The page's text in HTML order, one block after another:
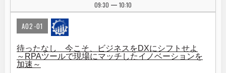
09:30
| 10:10
A02-01
待ったなし 今こそ、ビジネスをDXにシフトせよ
～RPAツールで現場にマッチしたイノベーションを
加速～